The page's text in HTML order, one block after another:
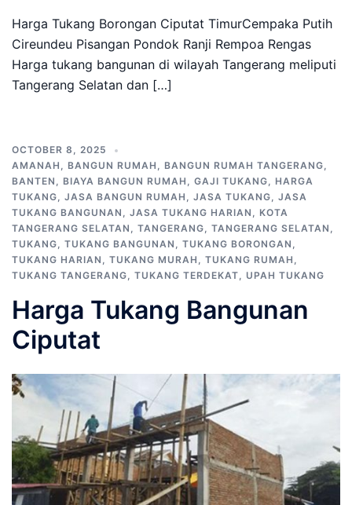
Harga Tukang Borongan Ciputat TimurCempaka Putih
Cireundeu Pisangan Pondok Ranji Rempoa Rengas
Harga tukang bangunan di wilayah Tangerang meliputi
Tangerang Selatan dan […]
OCTOBER 8, 2025
AMANAH , BANGUN RUMAH , BANGUN RUMAH TANGERANG,
BANTEN , BIAYA BANGUN RUMAH , GAJI TUKANG, HARGA
TUKANG, JASA BANGUN RUMAH , JASA TUKANG, JASA
TUKANG BANGUNAN , JASA TUKANG HARIAN , KOTA
TANGERANG SELATAN , TANGERANG, TANGERANG SELATAN ,
TUKANG, TUKANG BANGUNAN , TUKANG BORONGAN ,
TUKANG HARIAN , TUKANG MURAH , TUKANG RUMAH ,
TUKANG TANGERANG, TUKANG TERDEKAT, UPAH TUKANG
Harga Tukang Bangunan
Ciputat